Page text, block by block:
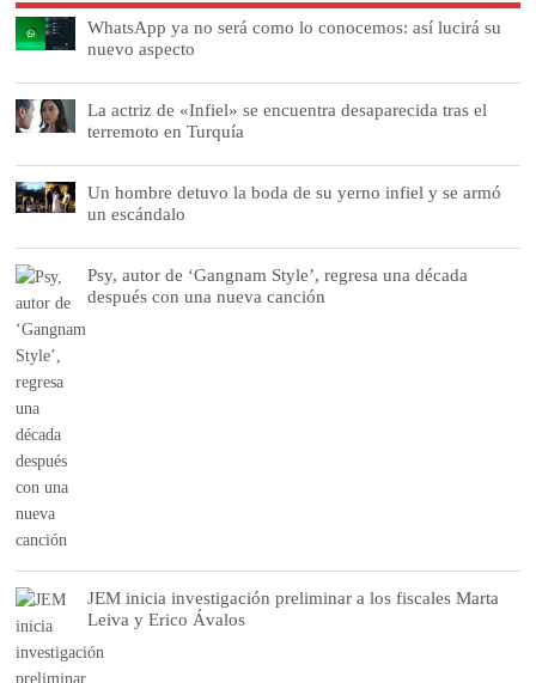
WhatsApp ya no será como lo conocemos: así lucirá su
nuevo aspecto
La actriz de «Infiel» se encuentra desaparecida tras el
terremoto en Turquía
Un hombre detuvo la boda de su yerno infiel y se armó
un escándalo
Psy, autor de ‘Gangnam Style’, regresa una década
después con una nueva canción
JEM inicia investigación preliminar a los fiscales Marta
Leiva y Erico Ávalos